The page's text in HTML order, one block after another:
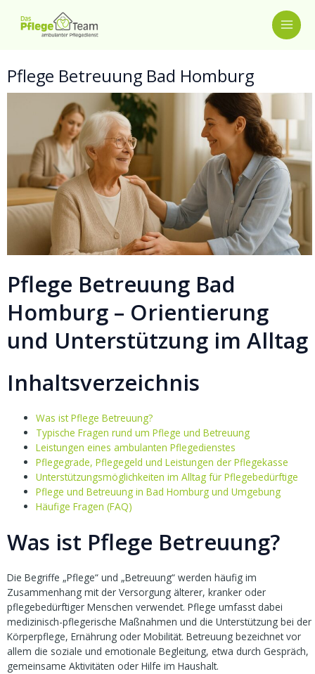
Inhalt
Pflege Betreuung Bad Homburg
Pflege Betreuung Bad
Homburg – Orientierung
und Unterstützung im Alltag
Inhaltsverzeichnis
Was ist Pflege Betreuung?
Typische Fragen rund um Pflege und Betreuung
Leistungen eines ambulanten Pflegedienstes
Pflegegrade, Pflegegeld und Leistungen der Pflegekasse
Unterstützungsmöglichkeiten im Alltag für Pflegebedürftige
Pflege und Betreuung in Bad Homburg und Umgebung
Häufige Fragen (FAQ)
Was ist Pflege Betreuung?
Die Begriffe „Pflege“ und „Betreuung“ werden häufig im
Zusammenhang mit der Versorgung älterer, kranker oder
pflegebedürftiger Menschen verwendet. Pflege umfasst dabei
medizinisch-pflegerische Maßnahmen und die Unterstützung bei der
Körperpflege, Ernährung oder Mobilität. Betreuung bezeichnet vor
allem die soziale und emotionale Begleitung, etwa durch Gespräch,
gemeinsame Aktivitäten oder Hilfe im Haushalt.